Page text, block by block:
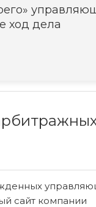
ход дела
сайт компании